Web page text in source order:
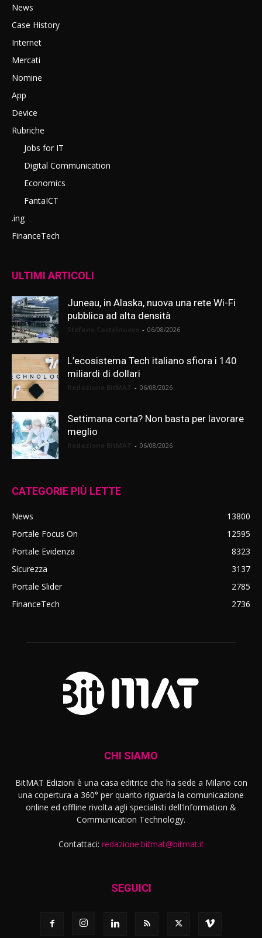
News
Case History
Internet
Mercati
Nomine
App
Device
Rubriche
Jobs for IT
Digital Communication
Economics
FantaICT
.ing
FinanceTech
ULTIMI ARTICOLI
Juneau, in Alaska, nuova una rete Wi-Fi
pubblica ad alta densità
- 06/08/2026
L’ecosistema Tech italiano sfiora i 140
miliardi di dollari
- 06/08/2026
Settimana corta? Non basta per lavorare
meglio
- 06/08/2026
CATEGORIE PIÙ LETTE
News
13800
Portale Focus On
12595
Portale Evidenza
8323
Sicurezza
3137
Portale Slider
2785
FinanceTech
2736
CHI SIAMO
BitMAT Edizioni è una casa editrice che ha sede a Milano con
una copertura a 360° per quanto riguarda la comunicazione
online ed offline rivolta agli specialisti dell'lnformation &
Communication Technology.
Contattaci: redazione.bitmat@bitmat.it
SEGUICI